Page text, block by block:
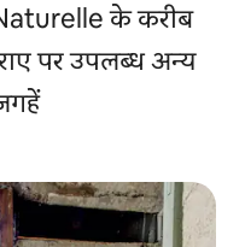
के करीब
पर उपलब्ध अन्य